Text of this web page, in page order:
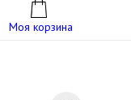
Моя корзина